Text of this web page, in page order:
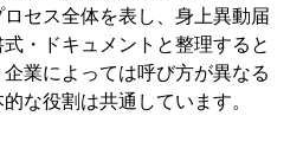
セス全体を表し、身上異動届
・ドキュメントと整理すると
業によっては呼び方が異なる
な役割は共通しています。